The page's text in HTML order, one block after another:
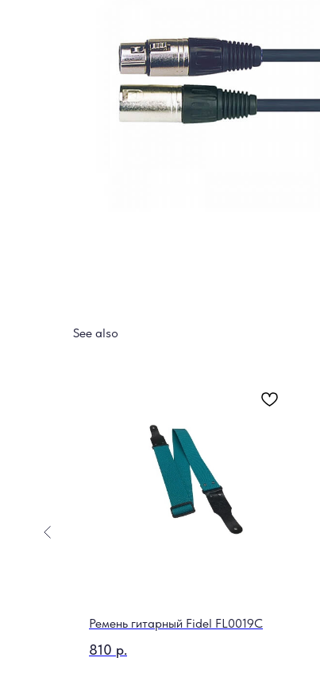
See also
Ремень гитарный Fidel FL0019C
810 р.